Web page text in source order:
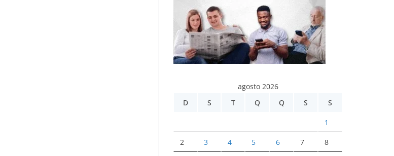
agosto 2026
D
S T Q Q S S
1
2 3 4 5 6 7 8